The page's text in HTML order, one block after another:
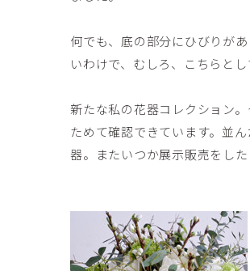
何でも、底の部分にひびりが
いわけで、むしろ、こちらと
新たな私の花器コレクション
ためて確認できています。並
器。またいつか展示販売をし